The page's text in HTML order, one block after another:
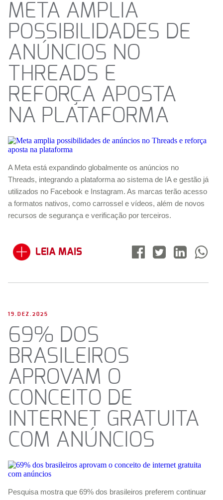
META AMPLIA
POSSIBILIDADES DE
ANÚNCIOS NO
THREADS E
REFORÇA APOSTA
NA PLATAFORMA
A Meta está expandindo globalmente os anúncios no
Threads, integrando a plataforma ao sistema de IA e gestão já
utilizados no Facebook e Instagram. As marcas terão acesso
a formatos nativos, como carrossel e vídeos, além de novos
recursos de segurança e verificação por terceiros.
LEIA MAIS
19.DEZ.2025
69% DOS
BRASILEIROS
APROVAM O
CONCEITO DE
INTERNET GRATUITA
COM ANÚNCIOS
Pesquisa mostra que 69% dos brasileiros preferem continuar